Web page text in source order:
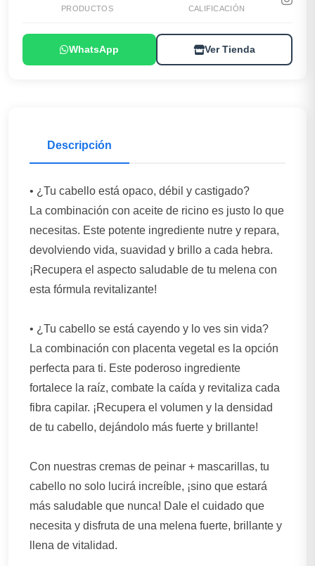
PRODUCTOS CALIFICACIÓN
WhatsApp Ver Tienda
Descripción
• ¿Tu cabello está opaco, débil y castigado?
La combinación con aceite de ricino es justo lo que
necesitas. Este potente ingrediente nutre y repara,
devolviendo vida, suavidad y brillo a cada hebra.
¡Recupera el aspecto saludable de tu melena con
esta fórmula revitalizante!
• ¿Tu cabello se está cayendo y lo ves sin vida?
La combinación con placenta vegetal es la opción
perfecta para ti. Este poderoso ingrediente
fortalece la raíz, combate la caída y revitaliza cada
fibra capilar. ¡Recupera el volumen y la densidad
de tu cabello, dejándolo más fuerte y brillante!
Con nuestras cremas de peinar + mascarillas, tu
cabello no solo lucirá increíble, ¡sino que estará
más saludable que nunca! Dale el cuidado que
necesita y disfruta de una melena fuerte, brillante y
llena de vitalidad.